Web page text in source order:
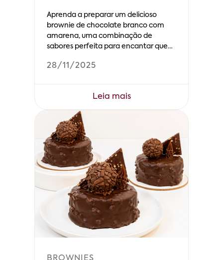
Aprenda a preparar um delicioso
brownie de chocolate branco com
amarena, uma combinação de
sabores perfeita para encantar quem
28/11/2025
Leia mais
BROWNIES